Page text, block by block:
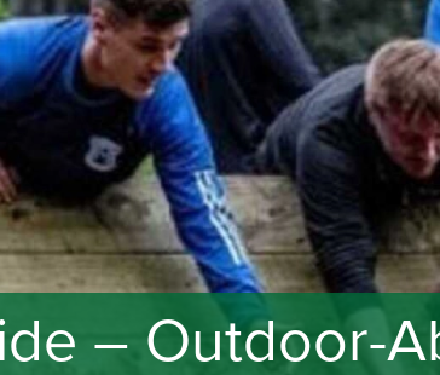
– Outdoor-